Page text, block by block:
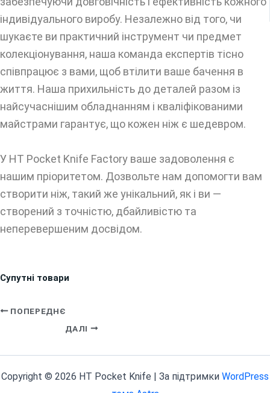
індивідуального виробу. Незалежно від того, чи
шукаєте ви практичний інструмент чи предмет
колекціонування, наша команда експертів тісно
співпрацює з вами, щоб втілити ваше бачення в
життя. Наша прихильність до деталей разом із
найсучаснішим обладнанням і кваліфікованими
майстрами гарантує, що кожен ніж є шедевром.
У HT Pocket Knife Factory ваше задоволення є
нашим пріоритетом. Дозвольте нам допомогти вам
створити ніж, такий же унікальний, як і ви —
створений з точністю, дбайливістю та
неперевершеним досвідом.
Супутні товари
ПОПЕРЕДНЄ
ДАЛІ
Copyright © 2026 HT Pocket Knife | За підтримки WordPress